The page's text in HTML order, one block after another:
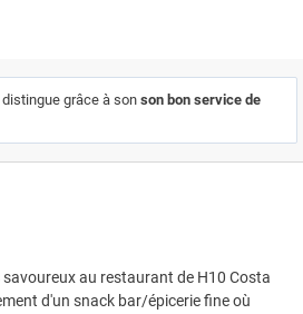
grâce à son son bon service de
au restaurant de H10 Costa
d'un snack bar/épicerie fine où